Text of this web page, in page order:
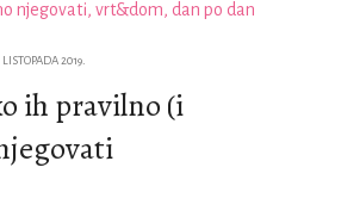
LISTOPADA 2019.
ih pravilno (i